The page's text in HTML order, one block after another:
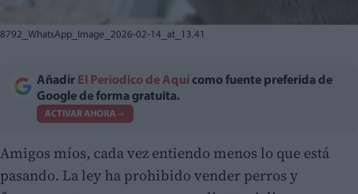
8792_WhatsApp_Image_2026-02-14_at_13.41
Añadir El Periodico de Aquícomo fuente preferida de
Google de forma gratuita.
ACTIVAR AHORA
Amigos míos, cada vez entiendo menos lo que está
pasando. La ley ha prohibido vender perros y